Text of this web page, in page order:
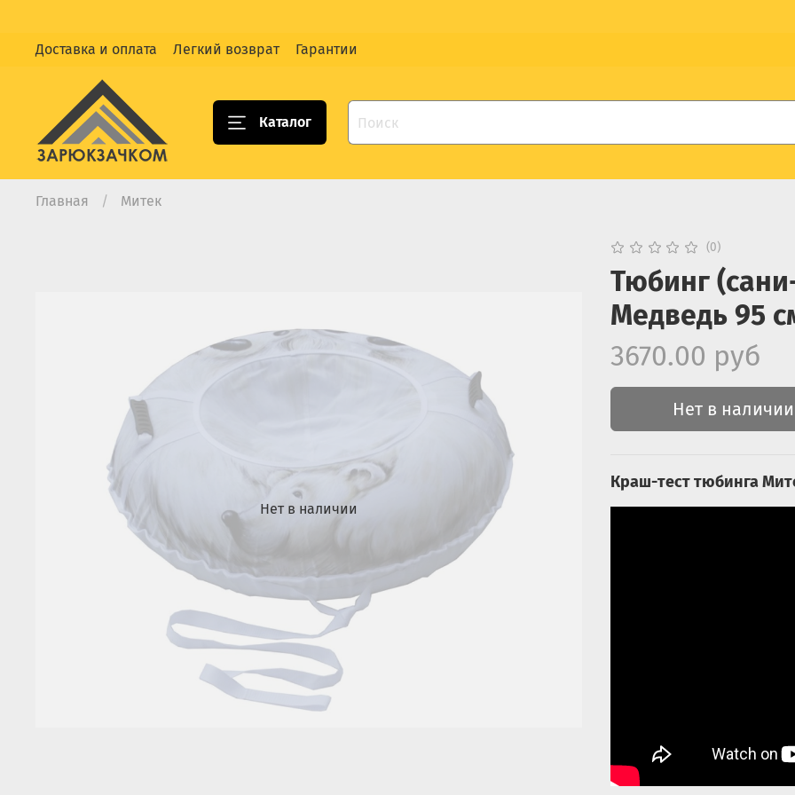
Доставка и оплата Легкий возврат Гарантии
Каталог
Главная Митек
Нет в наличии
(0)
Тюбинг
Медведь 95
3670.00 руб
Нет в наличии
Краш-тест тюбинга